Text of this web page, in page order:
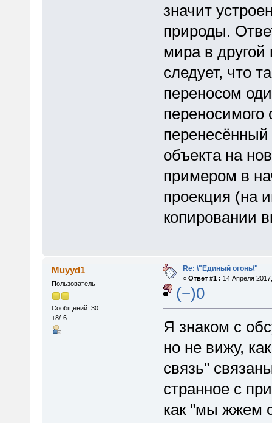
значит
природы.
мира в
следует, что
переносом
переносимого
перенесённый
объекта на
примером в
проекция (на
копировании
Muyyd1
Пользователь
Сообщений: 30
+8/-6
Re: \"Единый огонь\"
« Ответ #1 : 14 Апреля
(−)0
Я знаком с
но не вижу,
связь"
странное с
как "мы жжем